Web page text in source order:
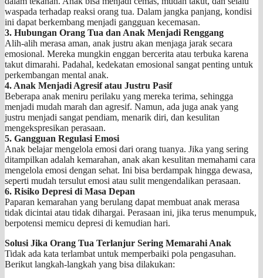
waspada terhadap reaksi orang tua. Dalam jangka panjang, kondisi
ini dapat berkembang menjadi gangguan kecemasan.
3. Hubungan Orang Tua dan Anak Menjadi Renggang
Alih-alih merasa aman, anak justru akan menjaga jarak secara
emosional. Mereka mungkin enggan bercerita atau terbuka karena
takut dimarahi. Padahal, kedekatan emosional sangat penting untuk
perkembangan mental anak.
4. Anak Menjadi Agresif atau Justru Pasif
Beberapa anak meniru perilaku yang mereka terima, sehingga
menjadi mudah marah dan agresif. Namun, ada juga anak yang
justru menjadi sangat pendiam, menarik diri, dan kesulitan
mengekspresikan perasaan.
5. Gangguan Regulasi Emosi
Anak belajar mengelola emosi dari orang tuanya. Jika yang sering
ditampilkan adalah kemarahan, anak akan kesulitan memahami cara
mengelola emosi dengan sehat. Ini bisa berdampak hingga dewasa,
seperti mudah tersulut emosi atau sulit mengendalikan perasaan.
6. Risiko Depresi di Masa Depan
Paparan kemarahan yang berulang dapat membuat anak merasa
tidak dicintai atau tidak dihargai. Perasaan ini, jika terus menumpuk,
berpotensi memicu depresi di kemudian hari.
Solusi Jika Orang Tua Terlanjur Sering Memarahi Anak
Tidak ada kata terlambat untuk memperbaiki pola pengasuhan.
Berikut langkah-langkah yang bisa dilakukan: